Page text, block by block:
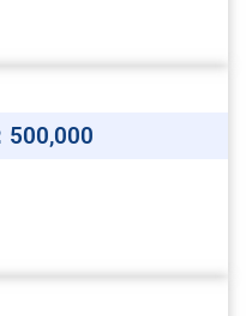
500,000